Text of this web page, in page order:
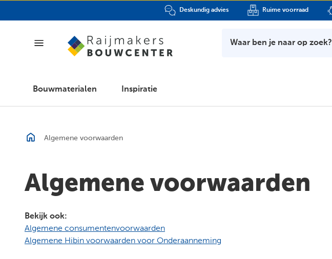
Deskundig advies Ruime voorraad
Waar ben je naar op zoek?
Bouwmaterialen Inspiratie
Bouwmaterialen
Algemene voorwaarden
Algemene voorwaarden
Bekijk ook:
Algemene consumentenvoorwaarden
Algemene Hibin voorwaarden voor Onderaanneming